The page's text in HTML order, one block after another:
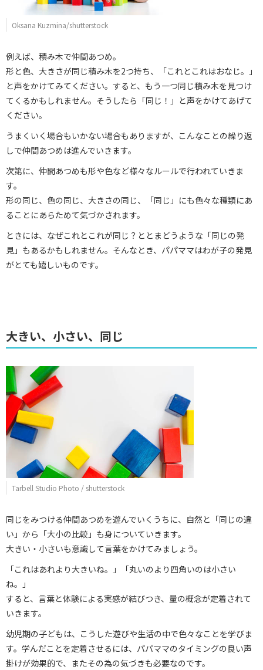
Oksana Kuzmina/shutterstock
例えば、積み木で仲間あつめ。
形と色、大きさが同じ積み木を2つ持ち、「これとこれはおなじ。」
と声をかけてみてください。すると、もう一つ同じ積み木を見つけ
てくるかもしれません。そうしたら「同じ！」と声をかけてあげて
ください。
うまくいく場合もいかない場合もありますが、こんなことの繰り返
しで仲間あつめは進んでいきます。
次第に、仲間あつめも形や色など様々なルールで行われていきま
す。
形の同じ、色の同じ、大きさの同じ、「同じ」にも色々な種類にあ
ることにあらためて気づかされます。
ときには、なぜこれとこれが同じ？ととまどうような「同じの発
見」もあるかもしれません。そんなとき、パパママはわが子の発見
がとても嬉しいものです。
大きい、小さい、同じ
Tarbell Studio Photo / shutterstock
同じをみつける仲間あつめを遊んでいくうちに、自然と「同じの違
い」から「大小の比較」も身についていきます。
大きい・小さいも意識して言葉をかけてみましょう。
「これはあれより大きいね。」「丸いのより四角いのは小さい
ね。」
すると、言葉と体験による実感が結びつき、量の概念が定着されて
いきます。
幼児期の子どもは、こうした遊びや生活の中で色々なことを学びま
す。学んだことを定着させるには、パパママのタイミングの良い声
掛けが効果的で、またその為の気づきも必要なのです。